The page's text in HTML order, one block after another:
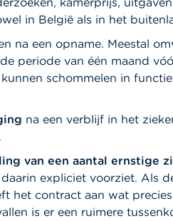
in België als in het
na een opname. Meestal
periode van één maand
schommelen in
na een verblijf in het
.
van een aantal ernstige
expliciet voorziet. Als
het contract aan wat
is er een ruimere